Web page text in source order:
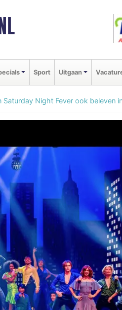
Sport Uitgaan
Night Fever ook beleven